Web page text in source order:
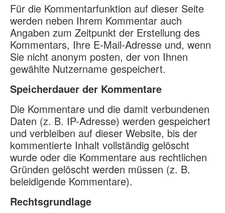
Für die Kommentarfunktion auf dieser Seite
werden neben Ihrem Kommentar auch
Angaben zum Zeitpunkt der Erstellung des
Kommentars, Ihre E-Mail-Adresse und, wenn
Sie nicht anonym posten, der von Ihnen
gewählte Nutzername gespeichert.
Speicherdauer der Kommentare
Die Kommentare und die damit verbundenen
Daten (z. B. IP-Adresse) werden gespeichert
und verbleiben auf dieser Website, bis der
kommentierte Inhalt vollständig gelöscht
wurde oder die Kommentare aus rechtlichen
Gründen gelöscht werden müssen (z. B.
beleidigende Kommentare).
Rechtsgrundlage